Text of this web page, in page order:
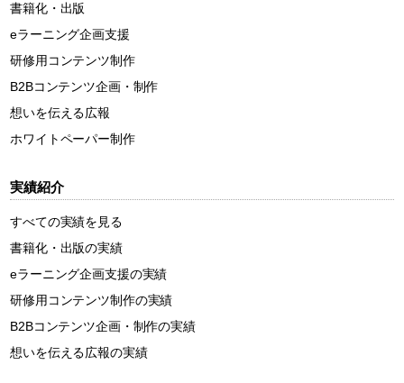
書籍化・出版
eラーニング企画支援
研修用コンテンツ制作
B2Bコンテンツ企画・制作
想いを伝える広報
ホワイトペーパー制作
実績紹介
すべての実績を見る
書籍化・出版の実績
eラーニング企画支援の実績
研修用コンテンツ制作の実績
B2Bコンテンツ企画・制作の実績
想いを伝える広報の実績